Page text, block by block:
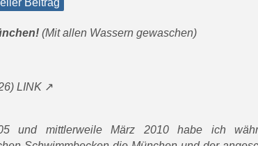
(Mit allen Wassern gewaschen)
LINK
und mittlerweile März 2010 habe ich